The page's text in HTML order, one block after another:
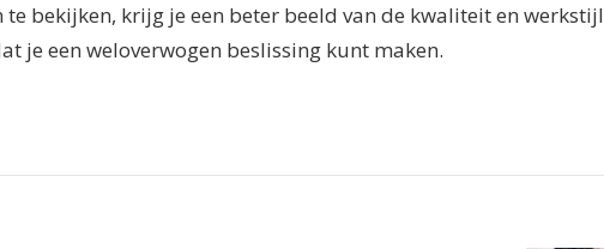
te bekijken, krijg je een beter beeld van de kwaliteit en werkstijl
je een weloverwogen beslissing kunt maken.